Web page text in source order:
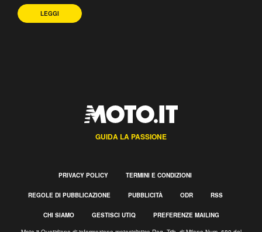
LEGGI
GUIDA LA PASSIONE
PRIVACY POLICY TERMINI E CONDIZIONI
REGOLE DI PUBBLICAZIONE PUBBLICITÀ ODR RSS
CHI SIAMO GESTISCI UTIQ PREFERENZE MAILING